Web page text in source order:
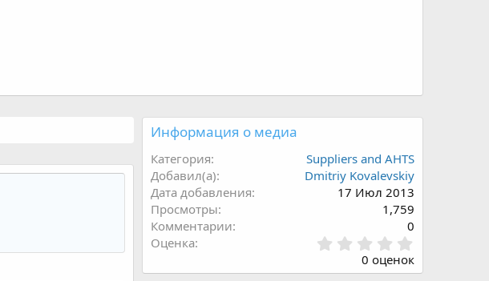
Информация о медиа
Категория
Suppliers and AHTS
Добавил(а)
Dmitriy Kovalevskiy
Дата добавления
17 Июл 2013
Просмотры
1,759
Комментарии
0
Оценка
.
0
0 оценок